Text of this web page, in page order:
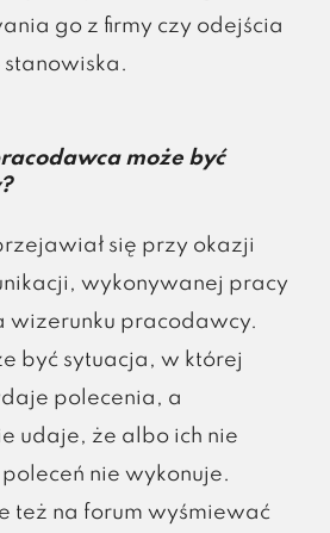
go z firmy czy odejścia
może być
się przy okazji
wykonywanej pracy
wizerunku pracodawcy.
być sytuacja, w której
polecenia, a
udaje, że albo ich nie
poleceń nie wykonuje.
też na forum wyśmiewać